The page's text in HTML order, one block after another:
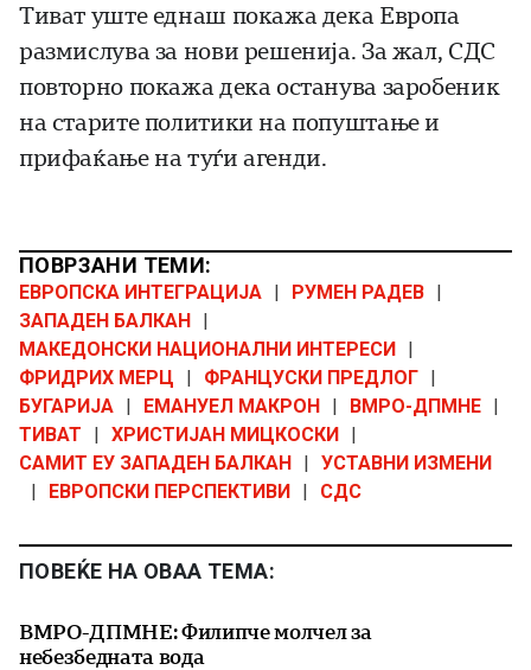
Тиват уште еднаш покажа дека Европа
размислува за нови решенија. За жал, СДС
повторно покажа дека останува заробеник
на старите политики на попуштање и
прифаќање на туѓи агенди.
ПОВРЗАНИ ТЕМИ:
ЕВРОПСКА ИНТЕГРАЦИЈА | РУМЕН РАДЕВ |
ЗАПАДЕН БАЛКАН |
МАКЕДОНСКИ НАЦИОНАЛНИ ИНТЕРЕСИ |
ФРИДРИХ МЕРЦ
| ФРАНЦУСКИ ПРЕДЛОГ |
БУГАРИЈА | ЕМАНУЕЛ МАКРОН | ВМРО-ДПМНЕ |
ТИВАТ
| ХРИСТИЈАН МИЦКОСКИ |
САМИТ ЕУ ЗАПАДЕН БАЛКАН | УСТАВНИ ИЗМЕНИ
|
ЕВРОПСКИ ПЕРСПЕКТИВИ | СДС
ПОВЕЌЕ НА ОВАА ТЕМА:
ВМРО-ДПМНЕ: Филипче молчел за
небезбедната вода